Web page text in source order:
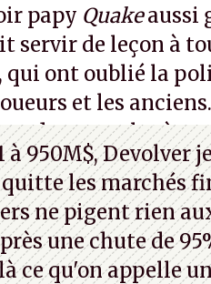
papy Quakeaussi
servir de leçon à
qui ont oublié la
et les
des consoles à
à 950M$, Devolver
les marchés
ne pigent rien
une chute de
ce qu'on appelle